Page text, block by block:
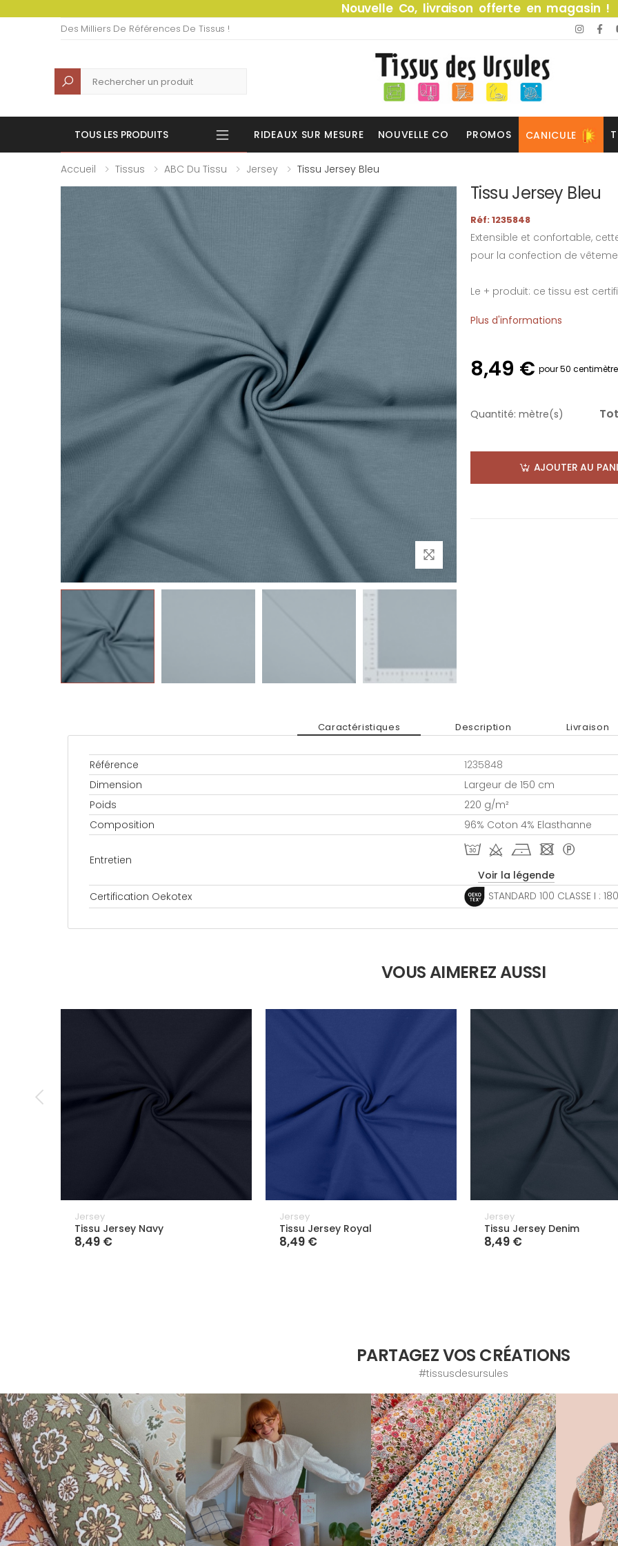
Nouvelle Co, livraison offerte en magasin !
Des Milliers De Références De Tissus !
Recherche
TOUS LES PRODUITS RIDEAUX SUR MESURE NOUVELLE CO PROMOS CANICULE
Accueil Tissus ABC Du Tissu Jersey Tissu Jersey Bleu
Tissu Jersey Bleu
Réf: 1235848
Extensible et confortable,
pour la confection de
Le + produit: ce tissu est
Plus d'informations
8,49 € pour 50
Quantité: mètre(s)
AJOUTER AU
Caractéristiques Description Livraison
Référence
1235848
Dimension
Largeur de 150 cm
Poids
220 g/m²
Composition
96% Coton 4% Elasthanne
Entretien
T d h - *
Voir la légende
Certification Oekotex
STANDARD 100 CLASSE I :
VOUS AIMEREZ AUSSI
Jersey
Tissu Jersey Navy
8,49 €
Jersey
Tissu Jersey Royal
8,49 €
Jersey
Tissu Jersey Denim
8,49 €
PARTAGEZ VOS CRÉATIONS
#tissusdesursules